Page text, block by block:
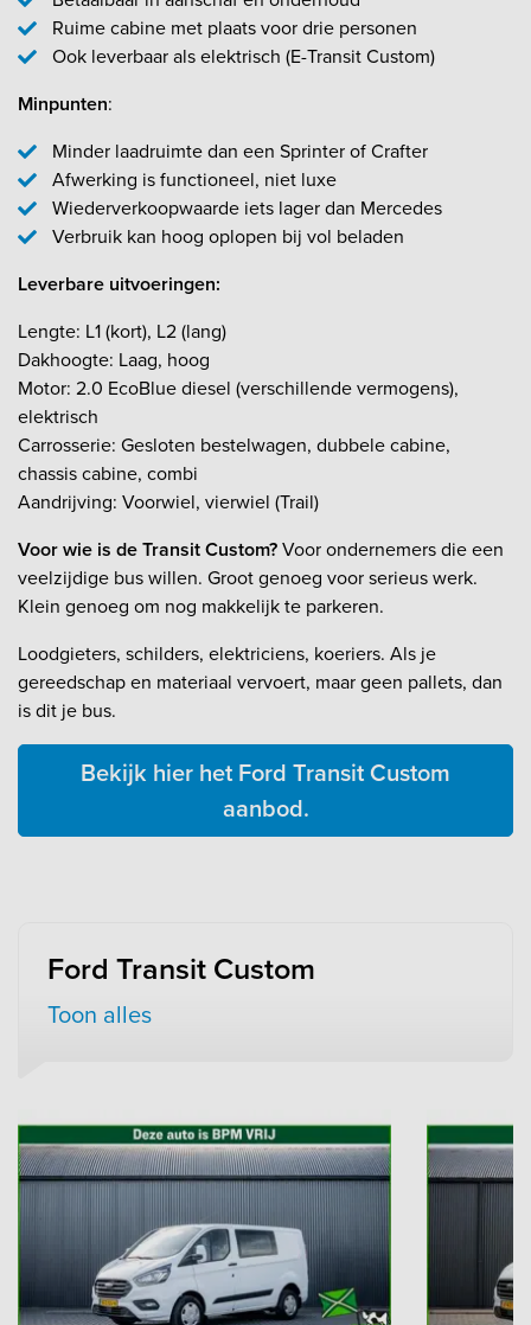
Ruime cabine met plaats voor drie personen
Ook leverbaar als elektrisch (E-Transit Custom)
Minpunten:
Minder laadruimte dan een Sprinter of Crafter
Afwerking is functioneel, niet luxe
Wiederverkoopwaarde iets lager dan Mercedes
Verbruik kan hoog oplopen bij vol beladen
Leverbare uitvoeringen:
Lengte: L1 (kort), L2 (lang)
Dakhoogte: Laag, hoog
Motor: 2.0 EcoBlue diesel (verschillende vermogens),
elektrisch
Carrosserie: Gesloten bestelwagen, dubbele cabine,
chassis cabine, combi
Aandrijving: Voorwiel, vierwiel (Trail)
Voor wie is de Transit Custom?Voor ondernemers die een
veelzijdige bus willen. Groot genoeg voor serieus werk.
Klein genoeg om nog makkelijk te parkeren.
Loodgieters, schilders, elektriciens, koeriers. Als je
gereedschap en materiaal vervoert, maar geen pallets, dan
is dit je bus.
Bekijk hier het Ford Transit Custom
aanbod.
Ford Transit Custom
Toon alles